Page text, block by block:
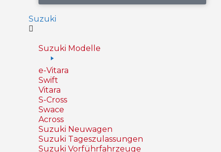
Suzuki
Suzuki Modelle
e-Vitara
Swift
Vitara
S-Cross
Swace
Across
Suzuki Neuwagen
Suzuki Tageszulassungen
Suzuki Vorführfahrzeuge